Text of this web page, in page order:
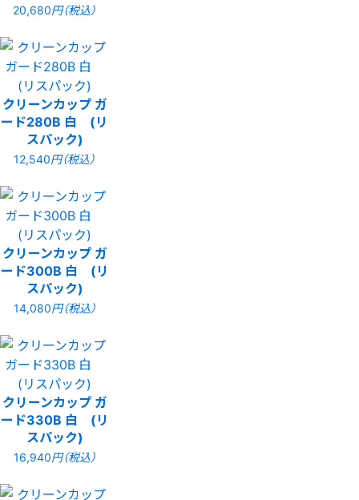
20,680円（税込）
クリーンカップ ガ
ード280B 白 (リ
スパック)
12,540円（税込）
クリーンカップ ガ
ード300B 白 (リ
スパック)
14,080円（税込）
クリーンカップ ガ
ード330B 白 (リ
スパック)
16,940円（税込）